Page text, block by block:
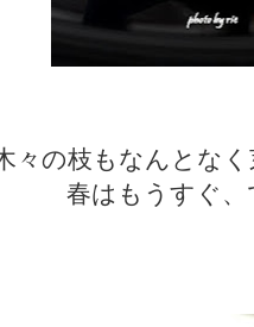
々の枝もなんとな
春はもうすぐ